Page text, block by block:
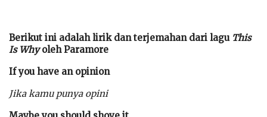
Berikut ini adalah lirik dan terjemahan dari lagu This
Is Whyoleh Paramore
If you have an opinion
Jika kamu punya opini